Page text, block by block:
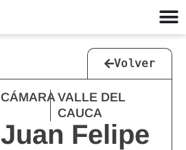
Volver
CÁMARAVALLE DEL
CAUCA
Juan Felipe